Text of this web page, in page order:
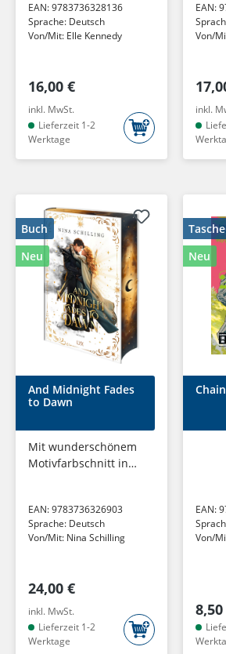
Elle Kennedy
EAN:9783736328136
Sprache: Deutsch
Von/Mit: Elle Kennedy
16,00 €
inkl. MwSt.
Lieferzeit 1-2
Werktage
der
- mit
EAN:
Von/
inkl.
Buch
Neu
And Midnight Fades
to Dawn
Mit wunderschönem
Motivfarbschnitt in
EAN:9783736326903
Sprache: Deutsch
Von/Mit: Nina Schilling
24,00 €
inkl. MwSt.
Lieferzeit 1-2
Werktage
Neu
EAN:
Von/